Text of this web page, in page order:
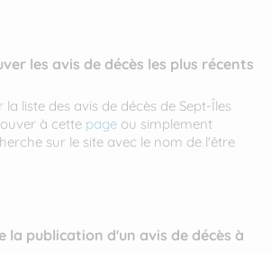
les avis de décès les plus récents
liste des avis de décès de Sept-Îles
à cette page ou simplement
sur le site avec le nom de l'être
la publication d'un avis de décès à